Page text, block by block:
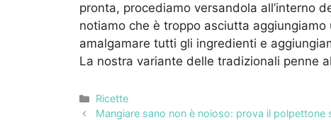
pronta, procediamo versandola all’interno
notiamo che è troppo asciutta aggiungiamo
amalgamare tutti gli ingredienti e
La nostra variante delle tradizionali penne
Categorie
Ricette
Mangiare sano non è noioso: prova il polpettone